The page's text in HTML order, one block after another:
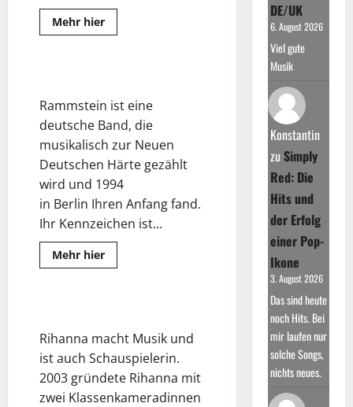
Mehr hierRead
more
Concert
Rammstein ist eine
deutsche Band, die
musikalisch zur Neuen
Deutschen Härte gezählt
wird und 1994
in Berlin Ihren Anfang fand.
Ihr Kennzeichen ist...
Mehr hierRead
more
Concert
Rihanna macht Musik und
ist auch Schauspielerin.
2003 gründete Rihanna mit
zwei Klassenkameradinnen
DE/UK
6. August 2026
Viel gute
Musik
Konstantin
zu Simply
Red: Die
Hits und
der Erfolg
einer Pop-
Ikone
3. August 2026
Das sind heute
noch Hits. Bei
mir laufen nur
solche Songs,
nichts neues.